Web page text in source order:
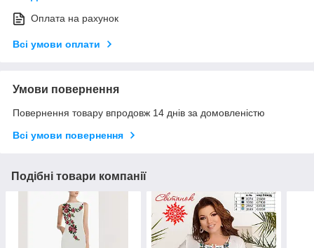
Оплата на рахунок
Всі умови оплати
Умови повернення
Повернення товару впродовж 14 днів за домовленістю
Всі умови повернення
Подібні товари компанії